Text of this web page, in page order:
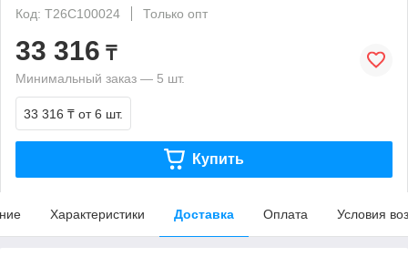
Код: T26C100024
Только опт
33 316 ₸
Минимальный заказ — 5 шт.
33 316 ₸ от 6 шт.
Купить
Характеристики Доставка Оплата Условия